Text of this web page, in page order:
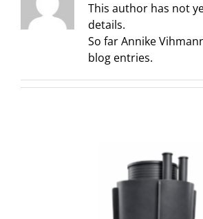
This author has not
details.
So far Annike
blog entries.